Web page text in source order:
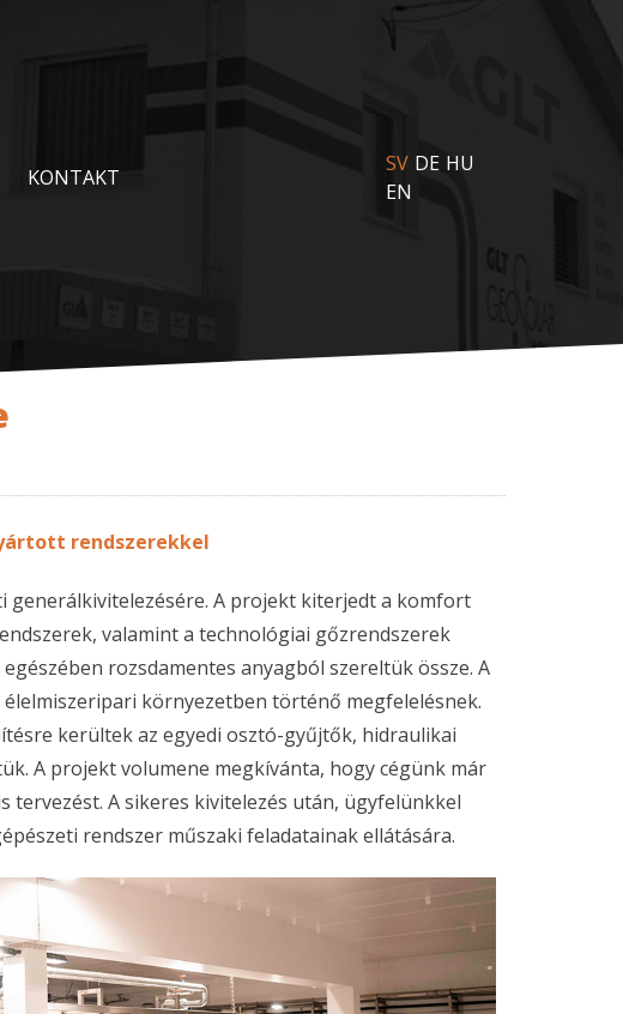
KONTAKT
SV DE HU
EN
rendszerekkel
A projekt kiterjedt a komfort
valamint a technológiai gőzrendszerek
rozsdamentes anyagból szereltük össze. A
környezetben történő megfelelésnek.
kerültek az egyedi osztó-gyűjtők, hidraulikai
A projekt volumene megkívánta, hogy cégünk már
tervezést. A sikeres kivitelezés után, ügyfelünkkel
rendszer műszaki feladatainak ellátására.